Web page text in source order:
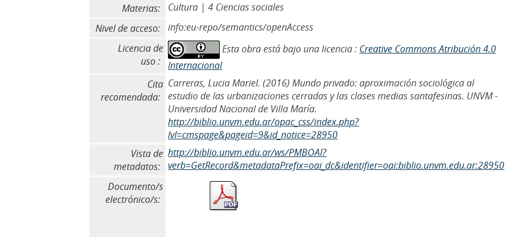
Materias:
Cultura | 4 Ciencias sociales
Nivel de acceso:
info:eu-repo/semantics/openAccess
Licencia de
uso :
Esta obra está bajo una licencia : Creative Commons Atribución 4.0
Internacional
Cita
recomendada:
Carreras, Lucia Mariel. (2016) Mundo privado: aproximación sociológica al
estudio de las urbanizaciones cerradas y las clases medias santafesinas. UNVM -
Universidad Nacional de Villa María.
http://biblio.unvm.edu.ar/opac_css/index.php?
lvl=cmspage&pageid=9&id_notice=28950
Vista de
metadatos:
http://biblio.unvm.edu.ar/ws/PMBOAI?
verb=GetRecord&metadataPrefix=oai_dc&identifier=oai:biblio.unvm.edu.ar:28950
Documento/s
electrónico/s: